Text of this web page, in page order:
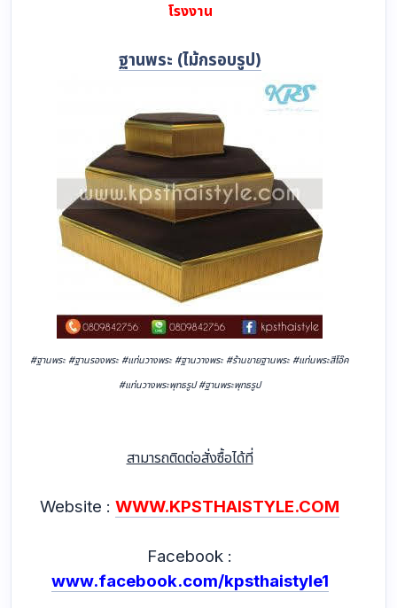
โรงงาน
ฐานพระ (ไม้กรอบรูป)
#ฐานพระ #ฐานรองพระ #แท่นวางพระ #ฐานวางพระ #ร้านขายฐานพระ #แท่นพระสีโอ๊ค
#แท่นวางพระพุทธรูป #ฐานพระพุทธรูป
สามารถติดต่อสั่งซื้อได้ที่
Website : WWW.KPSTHAISTYLE.COM
Facebook :
www.facebook.com/kpsthaistyle1